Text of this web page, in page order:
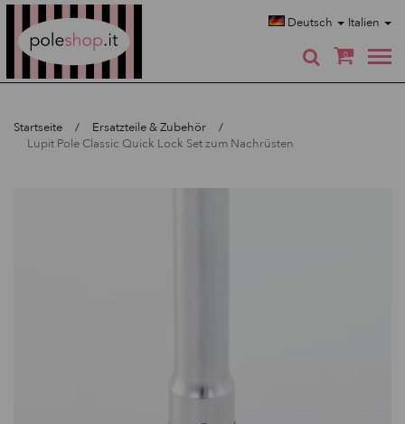
Deutsch Italien
0
Startseite
Ersatzteile & Zubehör
Lupit Pole Classic Quick Lock Set zum Nachrüsten